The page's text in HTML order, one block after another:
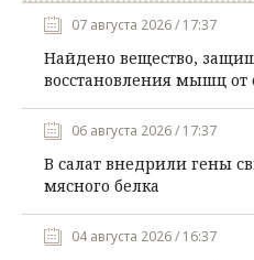
07 августа 2026 / 17:37
Найдено вещество,
восстановления мышц от
06 августа 2026 / 17:37
В салат внедрили гены
мясного белка
04 августа 2026 / 16:37